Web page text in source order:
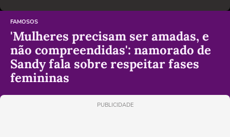
FAMOSOS
'Mulheres precisam ser amadas, e
não compreendidas': namorado de
Sandy fala sobre respeitar fases
femininas
PUBLICIDADE